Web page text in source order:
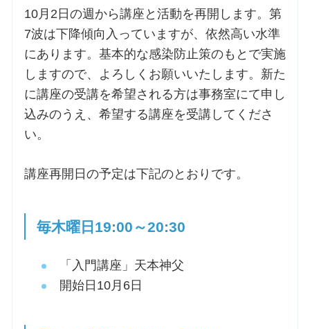
お問合せ
交通・アクセス
ご利用にあたって
10月2日の週から講座と活動を再開します。第
7波は下降傾向入っていますが、依然高い水準
にあります。基本的な感染防止策のもとで実施
しますので、よろしくお願いいたします。新た
に講座の受講を希望される方は事務室にて申し
込みのうえ、希望する講座を受講してくださ
い。
講座再開日の予定は下記のとおりです。
毎木曜日19:00～20:30
「入門講座」天本神父
開始日10月6日